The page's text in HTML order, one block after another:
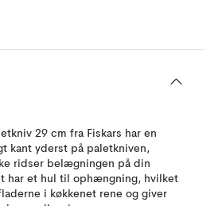
29 cm fra Fiskars har en
kant yderst på paletkniven,
ridser belægningen på din
har et hul til ophængning, hvilket
i køkkenet rene og giver